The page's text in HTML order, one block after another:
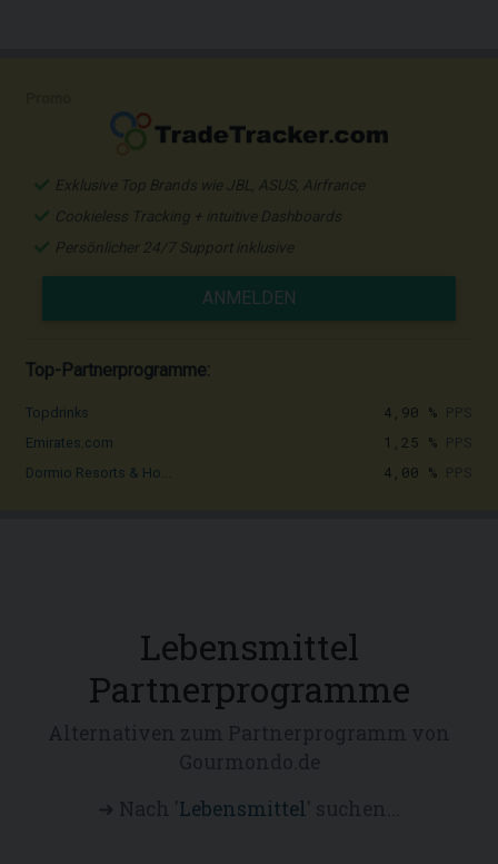
Exklusive Top Brands wie JBL, ASUS, Airfrance
Cookieless Tracking + intuitive Dashboards
Persönlicher 24/7 Support inklusive
ANMELDEN
Top-Partnerprogramme:
Topdrinks 4,90 %
Emirates.com 1,25 %
Dormio Resorts & Ho... 4,00 %
Lebensmittel
Partnerprogramme
Lebensmittel